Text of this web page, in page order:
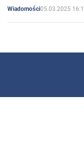
Wiadomości05.03.2025